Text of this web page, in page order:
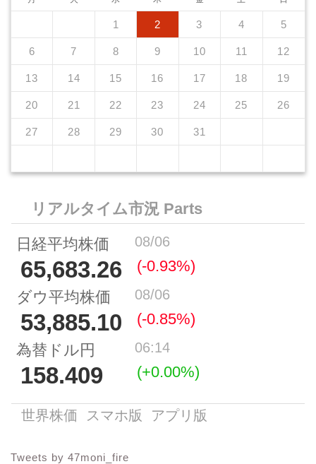
1 2 3 4 5
6 7 8 9 10 11 12
13 14 15 16 17 18 19
20 21 22 23 24 25 26
27 28 29 30 31
Tweets by 47moni_fire